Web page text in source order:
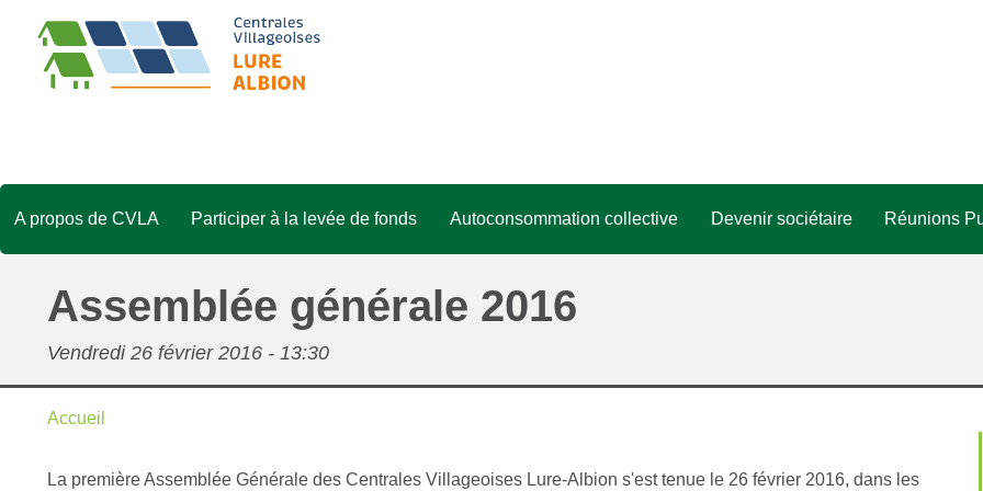
contenu
principal
Navigation
principale
A propos de CVLA
Le territoire Lure-Albion
L'équipe projet
Participer à la levée de fonds Autoconsommation collective
Les projets ACC
Devenir sociétaire Réunions
Assemblée générale 2016
Vendredi 26 février 2016 - 13:30
Accueil
La première Assemblée Générale des Centrales Villageoises Lure-Albion s'est tenue le 26 février 2016, dans les